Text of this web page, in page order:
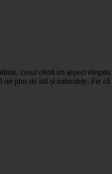
cosul oferă un aspect
plus de stil și naturalețe. Fie